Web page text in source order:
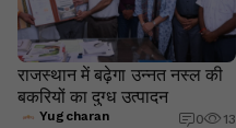
राजस्थान में बढ़ेगा उन्नत नस्ल की
बकरियों का दुग्ध उत्पादन
Yugcharan 0 13